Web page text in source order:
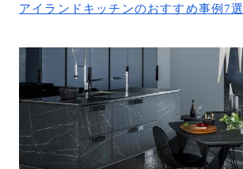
アイランドキッチンのおすすめ事例7選